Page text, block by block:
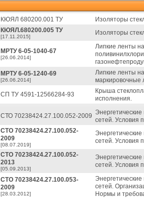
КЮЯЛ 680200.001 ТУ
Изоляторы
КЮЯЛ.680200.005 ТУ
[17.11.2015]
Изоляторы
МРТУ 6-05-1040-67
[26.06.2014]
Липкие ленты
МРТУ 6-05-1240-69
[26.06.2014]
Липкие ленты
маркировочные
СП ТУ 4591-12566284-93
Крыша
исполнения.
СТО 70238424.27.100.052-2009
сетей. Условия
СТО 70238424.27.100.052-
2009
[08.07.2019]
сетей. Условия
СТО 70238424.27.100.052-
2013
[05.09.2013]
сетей. Условия
СТО 70238424.27.100.053-
2009
[28.03.2012]
сетей.
Нормы и